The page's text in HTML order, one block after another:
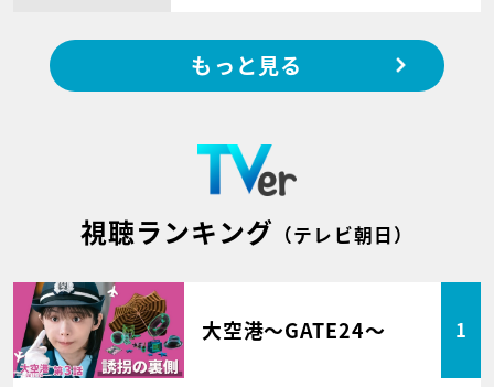
もっと見る
視聴ランキング （テレビ朝日）
大空港～GATE24～ 1